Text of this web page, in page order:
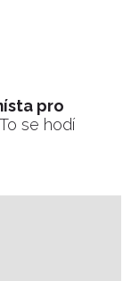
pro
se hodí